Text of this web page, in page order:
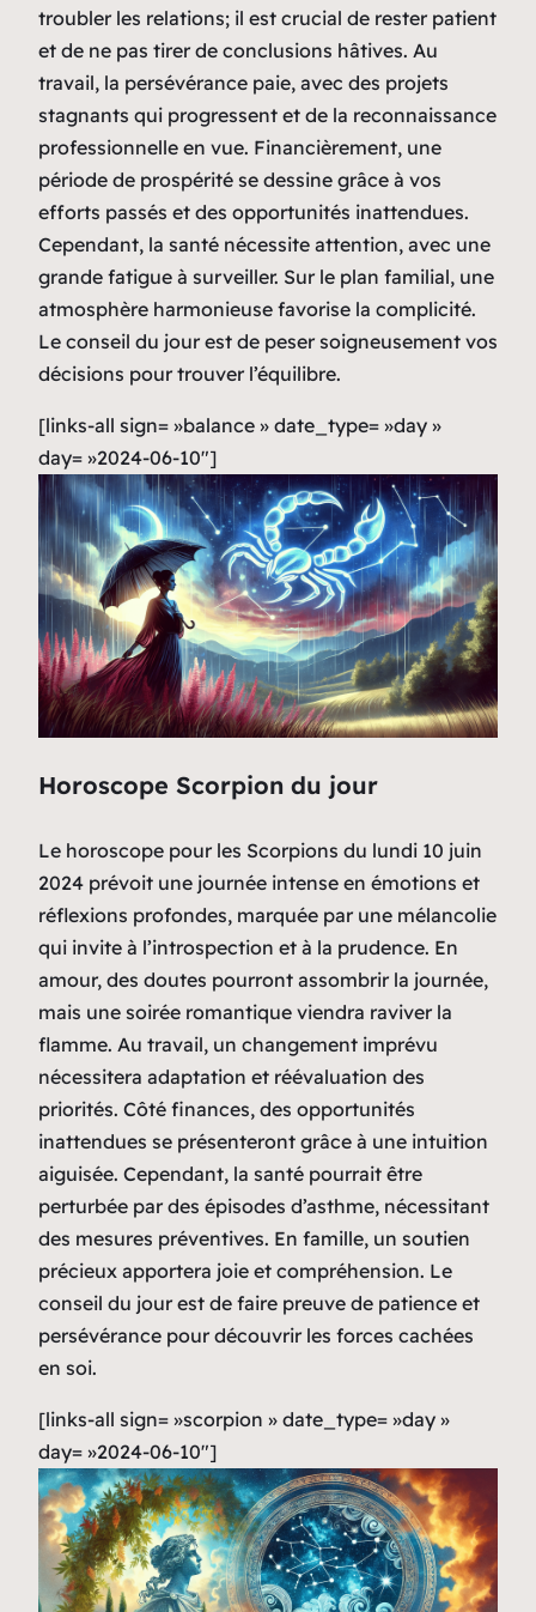
troubler les relations; il est crucial de rester patient
et de ne pas tirer de conclusions hâtives. Au
travail, la persévérance paie, avec des projets
stagnants qui progressent et de la reconnaissance
professionnelle en vue. Financièrement, une
période de prospérité se dessine grâce à vos
efforts passés et des opportunités inattendues.
Cependant, la santé nécessite attention, avec une
grande fatigue à surveiller. Sur le plan familial, une
atmosphère harmonieuse favorise la complicité.
Le conseil du jour est de peser soigneusement vos
décisions pour trouver l’équilibre.
[links-all sign= »balance » date_type= »day »
day= »2024-06-10″]
Horoscope Scorpion du jour
Le horoscope pour les Scorpions du lundi 10 juin
2024 prévoit une journée intense en émotions et
réflexions profondes, marquée par une mélancolie
qui invite à l’introspection et à la prudence. En
amour, des doutes pourront assombrir la journée,
mais une soirée romantique viendra raviver la
flamme. Au travail, un changement imprévu
nécessitera adaptation et réévaluation des
priorités. Côté finances, des opportunités
inattendues se présenteront grâce à une intuition
aiguisée. Cependant, la santé pourrait être
perturbée par des épisodes d’asthme, nécessitant
des mesures préventives. En famille, un soutien
précieux apportera joie et compréhension. Le
conseil du jour est de faire preuve de patience et
persévérance pour découvrir les forces cachées
en soi.
[links-all sign= »scorpion » date_type= »day »
day= »2024-06-10″]